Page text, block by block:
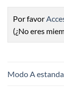
Por favor
(¿No eres
Modo A